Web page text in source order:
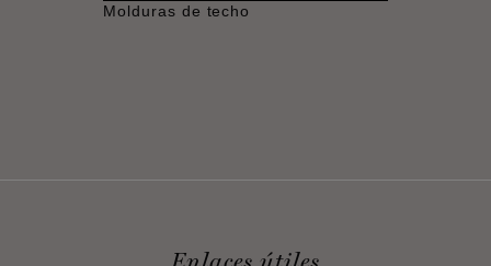
Molduras de techo
Enlaces útiles